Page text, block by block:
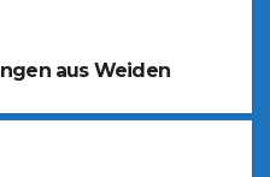
aus Weiden